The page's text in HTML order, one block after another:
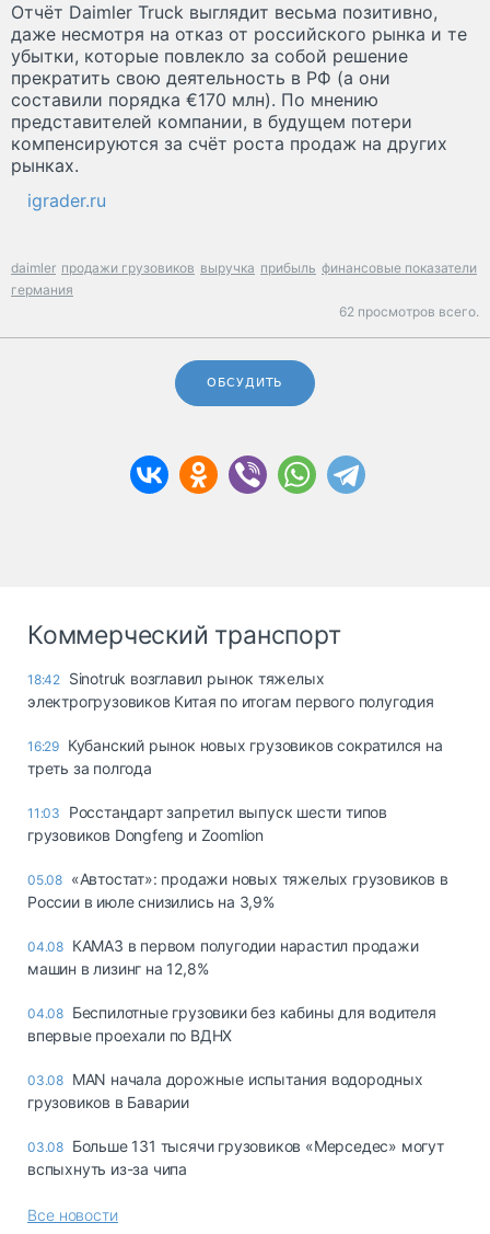
Отчёт Daimler Truck выглядит весьма позитивно,
даже несмотря на отказ от российского рынка и те
убытки, которые повлекло за собой решение
прекратить свою деятельность в РФ (а они
составили порядка €170 млн). По мнению
представителей компании, в будущем потери
компенсируются за счёт роста продаж на других
рынках.
igrader.ru
daimler продажи грузовиков выручка прибыль финансовые показатели
германия
62 просмотров всего.
ОБСУДИТЬ
Коммерческий транспорт
18:42 Sinotruk возглавил рынок тяжелых
электрогрузовиков Китая по итогам первого полугодия
16:29 Кубанский рынок новых грузовиков сократился на
треть за полгода
11:03
Росстандарт запретил выпуск шести типов
грузовиков Dongfeng и Zoomlion
05.08 «Автостат»: продажи новых тяжелых грузовиков в
России в июле снизились на 3,9%
04.08 КАМАЗ в первом полугодии нарастил продажи
машин в лизинг на 12,8%
04.08 Беспилотные грузовики без кабины для водителя
впервые проехали по ВДНХ
03.08 MAN начала дорожные испытания водородных
грузовиков в Баварии
03.08 Больше 131 тысячи грузовиков «Мерседес» могут
вспыхнуть из-за чипа
Все новости